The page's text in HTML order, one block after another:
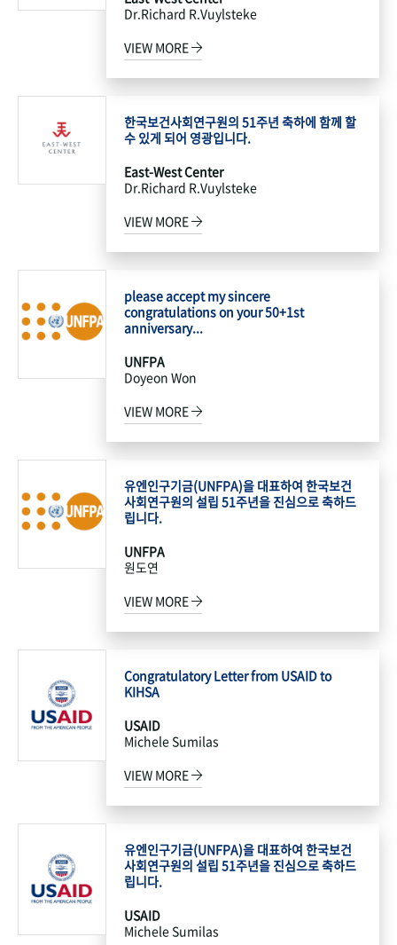
Dr.Richard R.Vuylsteke
VIEW MORE
한국보건사회연구원의 51주년 축하에 함께 할
수 있게 되어 영광입니다.
East-West Center
Dr.Richard R.Vuylsteke
VIEW MORE
please accept my sincere
congratulations on your 50+1st
anniversary...
UNFPA
Doyeon Won
VIEW MORE
유엔인구기금(UNFPA)을 대표하여 한국보건
사회연구원의 설립 51주년을 진심으로 축하드
립니다.
UNFPA
원도연
VIEW MORE
Congratulatory Letter from USAID to
KIHSA
USAID
Michele Sumilas
VIEW MORE
유엔인구기금(UNFPA)을 대표하여 한국보건
사회연구원의 설립 51주년을 진심으로 축하드
립니다.
USAID
Michele Sumilas